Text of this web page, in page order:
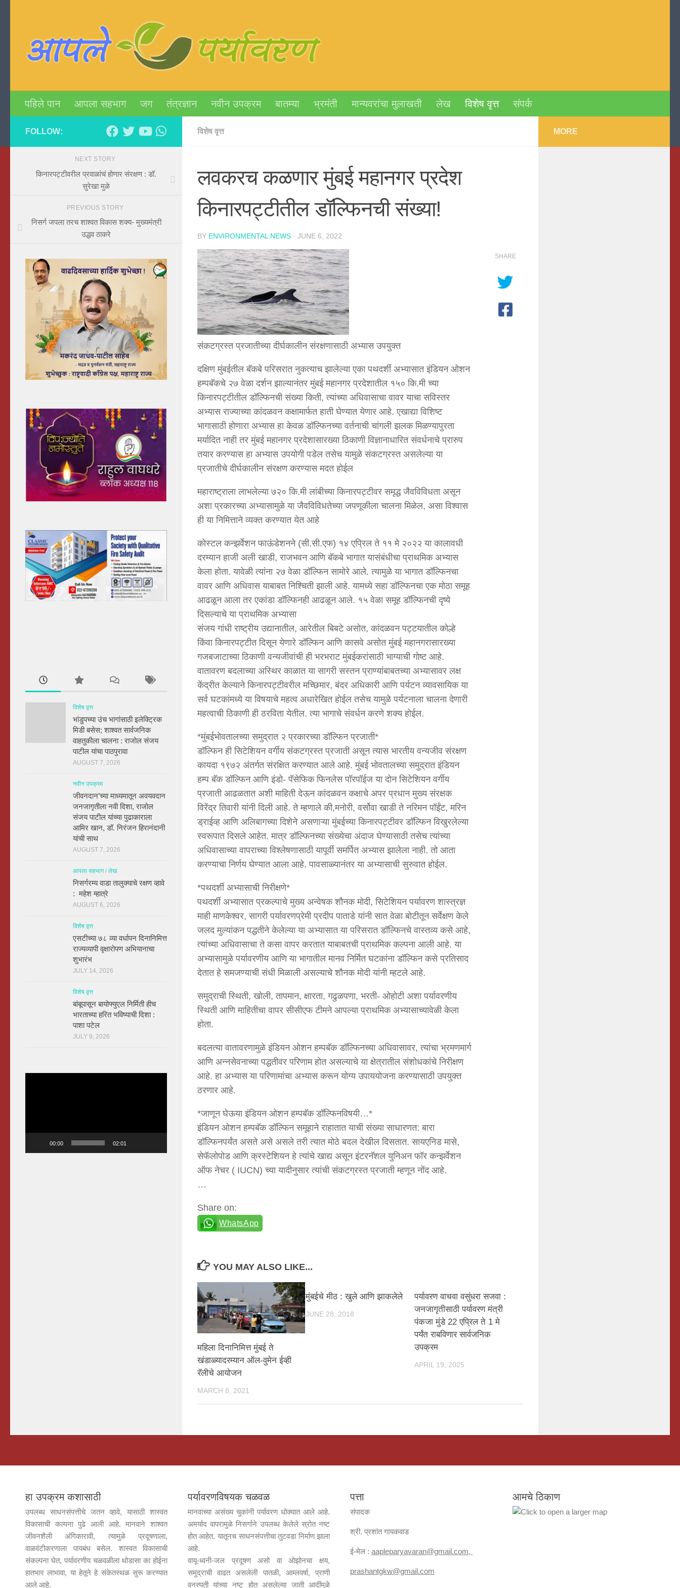
पहिले पान आपला सहभाग जग तंत्रज्ञान नवीन उपक्रम बातम्या भ्रमंती मान्यवरांचा मुलाखती लेख विशेष वृत्त संपर्क
विशेष वृत्त
लवकरच कळणार मुंबई महानगर प्रदेश
किनारपट्टीतील डॉल्फिनची संख्या!
BY ENVIRONMENTAL NEWS · JUNE 6, 2022
संकटग्रस्त प्रजातीच्या दीर्घकालीन संरक्षणासाठी अभ्यास उपयुक्त
दक्षिण मुंबईतील बॅकबे परिसरात नुकत्याच झालेल्या एका पथदर्शी अभ्यासात इंडियन ओशन
हम्पबॅकचे २७ वेळा दर्शन झाल्यानंतर मुंबई महानगर प्रदेशातील १५० कि.मी च्या
किनारपट्टीतील डॉल्फिनची संख्या किती, त्यांच्या अधिवासाचा वावर याचा सविस्तर
अभ्यास राज्याच्या कांदळवन कक्षामार्फत हाती घेण्यात येणार आहे. एखाद्या विशिष्ट
भागासाठी होणारा अभ्यास हा केवळ डॉल्फिनच्या वर्तनाची चांगली झलक मिळण्यापुरता
मर्यादित नाही तर मुंबई महानगर प्रदेशासारख्या ठिकाणी विज्ञानाधारित संवर्धनाचे प्रारुप
तयार करण्यास हा अभ्यास उपयोगी पडेल तसेच यामुळे संकटग्रस्त असलेल्या या
प्रजातीचे दीर्घकालीन संरक्षण करण्यास मदत होईल
महाराष्ट्राला लाभलेल्या ७२० कि.मी लांबीच्या किनारपट्टीवर समृद्ध जैवविविधता असून
अशा प्रकारच्या अभ्यासामुळे या जैवविविधतेच्या जपणूकीला चालना मिळेल, असा विश्वास
ही या निमित्ताने व्यक्त करण्यात येत आहे
कोस्टल कन्झर्वेशन फाऊंडेशनने (सी.सी.एफ) १४ एप्रिल ते ११ मे २०२२ या कालावधी
दरम्यान हाजी अली खाडी, राजभवन आणि बॅकबे भागात यासंबंधीचा प्राथमिक अभ्यास
केला होता. यावेळी त्यांना २७ वेळा डॉल्फिन सामोरे आले. त्यामुळे या भागात डॉल्फिनचा
वावर आणि अधिवास याबाबत निश्चिती झाली आहे. यामध्ये सहा डॉल्फिनचा एक मोठा समूह
आढळून आला तर एकांडा डॉल्फिनही आढळून आले. १५ वेळा समूह डॉल्फिनची दृष्ये
दिसल्याचे या प्राथमिक अभ्यासा
संजय गांधी राष्ट्रीय उद्यानातील, आरेतील बिबटे असोत, कांदळवन पट्टयातील कोल्हे
किंवा किनारपट्टीत दिसून येणारे डॉल्फिन आणि कासवे असोत मुंबई महानगरासारख्या
गजबजाटाच्या ठिकाणी वन्यजीवांची ही भरभराट मुंबईकरांसाठी भाग्याची गोष्ट आहे.
वातावरण बदलाच्या अस्थिर काळात या सागरी सस्तन प्राण्यांबाबतच्या अभ्यासावर लक्ष
केंद्रीत केल्याने किनारपट्टीवरील मच्छिमार, बंदर अधिकारी आणि पर्यटन व्यावसायिक या
सर्व घटकांमध्ये या विषयाचे महत्व अधारेखित होईल तसेच यामुळे पर्यटनाला चालना देणारी
महत्वाची ठिकाणी ही ठरविता येतील. त्या भागाचे संवर्धन करणे शक्य होईल.
*मुंबईभोवतालच्या समुद्रात २ प्रकारच्या डॉल्फिन प्रजाती*
डॉल्फिन ही सिटेशियन वर्गीय संकटग्रस्त प्रजाती असून त्यास भारतीय वन्यजीव संरक्षण
कायदा १९७२ अंतर्गत संरक्षित करण्यात आले आहे. मुंबई भोवतालच्या समुद्रात इंडियन
हम्प बॅक डॉल्फिन आणि इंडो- पॅसेफिक फिनलेस पॉरपॉईज या दोन सिटेशियन वर्गीय
प्रजाती आढळतात अशी माहिती देऊन कांदळवन कक्षाचे अपर प्रधान मुख्य संरक्षक
विरेंद्र तिवारी यांनी दिली आहे. ते म्हणाले की,मनोरी, वर्सोवा खाडी ते नरिमन पॉईंट, मरिन
ड्राईव्ह आणि अलिबागच्या दिशेने असणाऱ्या मुंबईच्या किनारपट्टीवर डॉल्फिन विखुरलेल्या
स्वरूपात दिसले आहेत. मात्र डॉल्फिनच्या संख्येचा अंदाज घेण्यासाठी तसेच त्यांच्या
अधिवासाच्या वापराच्या विश्लेषणासाठी यापूर्वी समर्पित अभ्यास झालेला नाही. तो आता
करण्याचा निर्णय घेण्यात आला आहे. पावसाळ्यानंतर या अभ्यासाची सुरुवात होईल.
*पथदर्शी अभ्यासाची निरीक्षणे*
पथदर्शी अभ्यासात प्रकल्पाचे मुख्य अन्वेषक शौनक मोदी, सिटेशियन पर्यावरण शास्त्रज्ञ
माही माणकेश्वर, सागरी पर्यावरणप्रेमी प्रदीप पाताडे यांनी सात वेळा बोटीतून सर्वेक्षण केले
जलद मुल्यांकन पद्धतीने केलेल्या या अभ्यासात या परिसरात डॉल्फिनचे वास्तव्य कसे आहे,
त्यांच्या अधिवासाचा ते कसा वापर करतात याबाबतची प्राथमिक कल्पना आली आहे. या
अभ्यासामुळे पर्यावरणीय आणि या भागातील मानव निर्मित घटकांना डॉल्फिन कसे प्रतिसाद
देतात हे समजण्याची संधी मिळाली असल्याचे शौनक मोदी यांनी म्हटले आहे.
समुद्राची स्थिती, खोली, तापमान, क्षारता, गढुळपणा, भरती- ओहोटी अशा पर्यावरणीय
स्थिती आणि माहितीचा वापर सीसीएफ टीमने आपल्या प्राथमिक अभ्यासाच्यावेळी केला
होता.
बदलत्या वातावरणामुळे इंडियन ओशन हम्पबॅक डॉल्फिनच्या अधिवासावर, त्यांचा भ्रमणमार्ग
आणि अन्नसेवनाच्या पद्धतीवर परिणाम होत असल्याचे या क्षेत्रातील संशोधकांचे निरीक्षण
आहे. हा अभ्यास या परिणामांचा अभ्यास करून योग्य उपाययोजना करण्यासाठी उपयुक्त
ठरणार आहे.
*जाणून घेऊया इंडियन ओशन हम्पबॅक डॉल्फिनविषयी…*
इंडियन ओशन हम्पबॅक डॉल्फिन समूहाने राहातात याची संख्या साधारणत: बारा
डॉल्फिनपर्यंत असते असे असले तरी त्यात मोठे बदल देखील दिसतात. सायएनिड मासे,
सेफॅलोपोड आणि क्रस्टेशियन हे त्यांचे खाद्य असून इंटरनॅशल युनिअन फॉर कन्झर्वेशन
ऑफ नेचर ( IUCN) च्या यादीनुसार त्यांची संकटग्रस्त प्रजाती म्हणून नोंद आहे.
…
Share on:
WhatsApp
SHARE
YOU MAY ALSO LIKE...
महिला दिनानिमित्त मुंबई ते
खंडाळ्यादरम्यान ऑल-वुमेन ईव्ही
रॅलीचे आयोजन
MARCH 8, 2021
मुंबईचे मीठ : खुले आणि झाकलेले
JUNE 28, 2018
पर्यावरण वाचवा वसुंधरा सजवा :
जनजागृतीसाठी पर्यावरण मंत्री
पंकजा मुंडे 22 एप्रिल ते 1 मे
पर्यंत राबविणार सार्वजनिक
उपक्रम
APRIL 19, 2025
FOLLOW:
NEXT STORY
किनारपट्टीवरील प्रवाळांचं होणार संरक्षण : डॉ.
सुरेखा मुळे
PREVIOUS STORY
निसर्ग जपला तरच शाश्वत विकास शक्य- मुख्यमंत्री
उद्धव ठाकरे
विशेष वृत्त
भांडुपच्या उंच भागांसाठी इलेक्ट्रिक
मिडी बसेस; शाश्वत सार्वजनिक
वाहतुकीला चालना : राजोल संजय
पाटील यांचा पाठपुरावा
AUGUST 7, 2026
नवीन उपक्रम
जीवनदान’च्या माध्यमातून अवयवदान
जनजागृतीला नवी दिशा, राजोल
संजय पाटील यांच्या पुढाकाराला
आमिर खान, डॉ. निरंजन हिरानंदानी
यांची साथ
AUGUST 7, 2026
आपला सहभाग/ लेख
निसर्गरम्य वाडा तालुक्याचे रक्षण व्हावे
: महेश म्हात्रे
AUGUST 6, 2026
विशेष वृत्त
एसटीच्या ७८ व्या वर्धापन दिनानिमित्त
राज्यव्यापी वृक्षारोपण अभियानाचा
शुभारंभ
JULY 14, 2026
विशेष वृत्त
बांबूपासून बायोफ्युएल निर्मिती हीच
भारताच्या हरित भविष्याची दिशा :
पाशा पटेल
JULY 9, 2026
00:00 02:01
MORE
हा उपक्रम कशासाठी
उपलब्ध साधनसंपत्तीचे जतन व्हावे, यासाठी शास्वत
विकासाची कल्पना पुढे आली आहे. मानवाने शाश्वत
जीवनशैली अंगिकारावी, त्यामुळे प्रदूषणाला,
वाळवंटीकरणाला पायबंध बसेल. शास्वत विकासाची
संकल्पना घेत, पर्यावरणीय चळवळीला थोडासा का होईना
हातभार लाभावा, या हेतूने हे संकेतस्थळ सुरू करण्यात
आले आहे.
पर्यावरणविषयक चळवळ
मानवाच्या असंख्य चुकांनी पर्यावरण धोक्यात आले आहे.
अमर्याद वापरामुळे निसर्गाने उपलब्ध केलेले स्रोत नष्ट
होत आहेत. यातूनच साधनसंपत्तीचा तुटवडा निर्माण झाला
आहे.
वायू-ध्वनी-जल प्रदूषण असो वा ओझोनचा क्षय,
समुद्राची वाढत असलेली पातळी, आम्लवर्षा, प्राणी
वनस्पती यांच्या नष्ट होत असलेल्या जाती आदींमुळे
पत्ता
संपादक
श्री. प्रशांत गायकवाड
ई-मेल : aapleparyavaran@gmail.com,
prashantgkw@gmail.com
आमचे ठिकाण